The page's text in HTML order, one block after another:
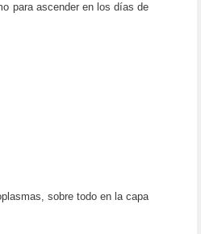
para ascender en los días de
sobre todo en la capa